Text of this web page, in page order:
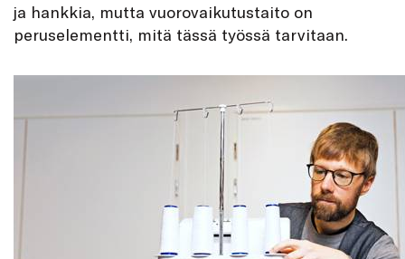
ja hankkia, mutta vuorovaikutustaito on
peruselementti, mitä tässä työssä tarvitaan.